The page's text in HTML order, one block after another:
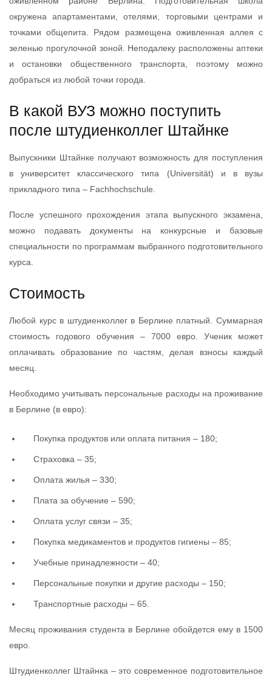
окружена апартаментами, отелями, торговыми центрами и
точками общепита. Рядом размещена оживленная аллея с
зеленью прогулочной зоной. Неподалеку расположены аптеки
и остановки общественного транспорта, поэтому можно
добраться из любой точки города.
В какой ВУЗ можно поступить
после штудиенколлег Штайнке
Выпускники Штайнке получают возможность для поступления
в университет классического типа (Universität) и в вузы
прикладного типа – Fachhochschule.
После успешного прохождения этапа выпускного экзамена,
можно подавать документы на конкурсные и базовые
специальности по программам выбранного подготовительного
курса.
Стоимость
Любой курс в штудиенколлег в Берлине платный. Суммарная
стоимость годового обучения – 7000 евро. Ученик может
оплачивать образование по частям, делая взносы каждый
месяц.
Необходимо учитывать персональные расходы на проживание
в Берлине (в евро):
Покупка продуктов или оплата питания – 180;
Страховка – 35;
Оплата жилья – 330;
Плата за обучение – 590;
Оплата услуг связи – 35;
Покупка медикаментов и продуктов гигиены – 85;
Учебные принадлежности – 40;
Персональные покупки и другие расходы – 150;
Транспортные расходы – 65.
Месяц проживания студента в Берлине обойдется ему в 1500
евро.
Штудиенколлег Штайнка – это современное подготовительное